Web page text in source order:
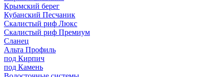
Крымский берег
Кубанский Песчаник
Скалистый риф Люкс
Скалистый риф Премиум
Сланец
Альта Профиль
под Кирпич
под Камень